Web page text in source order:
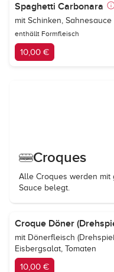
Spaghetti Carbonara
mit Schinken, Sahnesauce
enthällt Formfleisch
10,00 €
Croques
Alle Croques werden mit
Sauce belegt.
Croque Döner
mit Dönerfleisch
Eisbergsalat, Tomaten
10,00 €